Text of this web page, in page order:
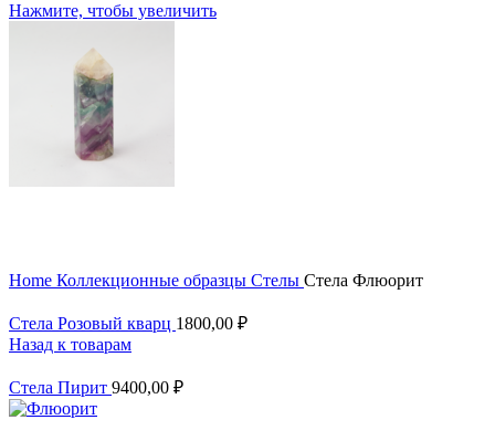
Нажмите, чтобы увеличить
Home Коллекционные образцы Стелы Стела Флюорит
Стела Розовый кварц 1800,00 ₽
Назад к товарам
Стела Пирит 9400,00 ₽